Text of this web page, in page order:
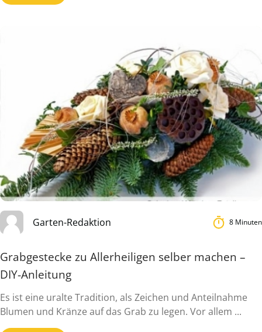
Garten-Redaktion 8 Minuten
Grabgestecke zu Allerheiligen selber machen –
DIY-Anleitung
Es ist eine uralte Tradition, als Zeichen und Anteilnahme
Blumen und Kränze auf das Grab zu legen. Vor allem ...